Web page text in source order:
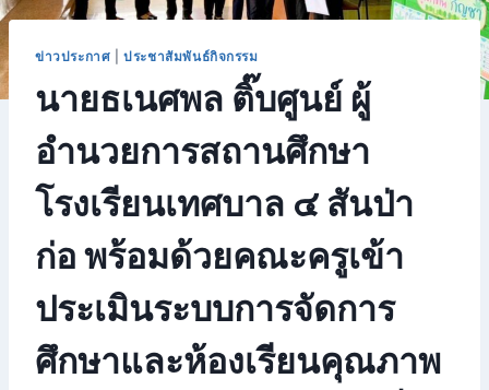
ข่าวประกาศ |ประชาสัมพันธ์กิจกรรม
นายธเนศพล ติ๊บศูนย์ ผู้
อำนวยการสถานศึกษา
โรงเรียนเทศบาล ๔ สันป่า
ก่อ พร้อมด้วยคณะครูเข้า
ประเมินระบบการจัดการ
ศึกษาและห้องเรียนคุณภาพ